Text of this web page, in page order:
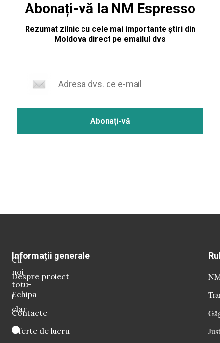
Abonați-vă la NM Espresso
Rezumat zilnic cu cele mai importante știri din
Moldova direct pe emailul dvs
Cu
noi
totu-
i
clar
Informații generale
Despre proiect
Echipa
Contacte
Oferte de lucru